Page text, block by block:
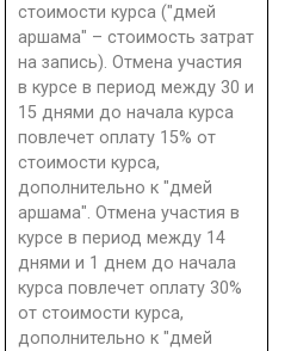
стоимости курса ("дмей
аршама" – стоимость затрат
на запись). Отмена участия
в курсе в период между 30 и
15 днями до начала курса
повлечет оплату 15% от
стоимости курса,
дополнительно к "дмей
аршама". Отмена участия в
курсе в период между 14
днями и 1 днем до начала
курса повлечет оплату 30%
от стоимости курса,
дополнительно к "дмей